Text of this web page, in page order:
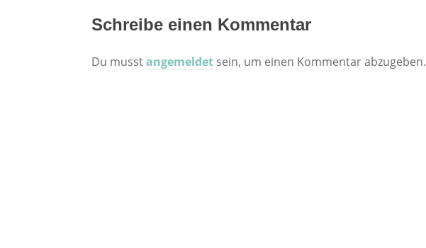
Schreibe einen Kommentar
Du musstangemeldet sein, um einen Kommentar abzugeben.